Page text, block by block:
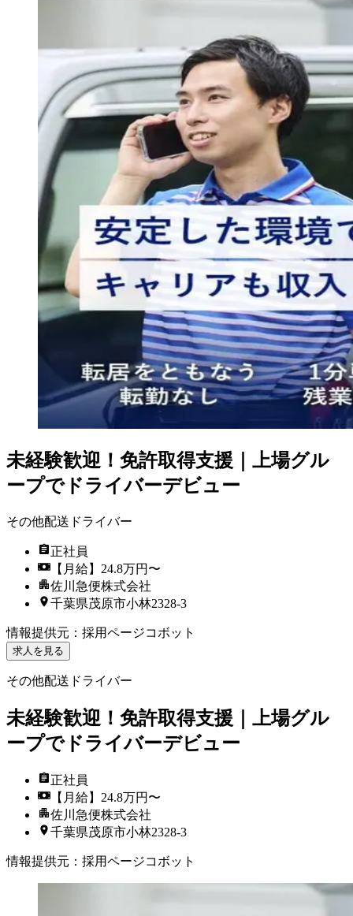
未経験歓迎！免許取得支援｜上場グル
ープでドライバーデビュー
その他配送ドライバー
正社員
【月給】24.8万円〜
佐川急便株式会社
千葉県茂原市小林2328-3
情報提供元 ： 採用ページコボット
求人を見る
その他配送ドライバー
未経験歓迎！免許取得支援｜上場グル
ープでドライバーデビュー
正社員
【月給】24.8万円〜
佐川急便株式会社
千葉県茂原市小林2328-3
情報提供元 ： 採用ページコボット